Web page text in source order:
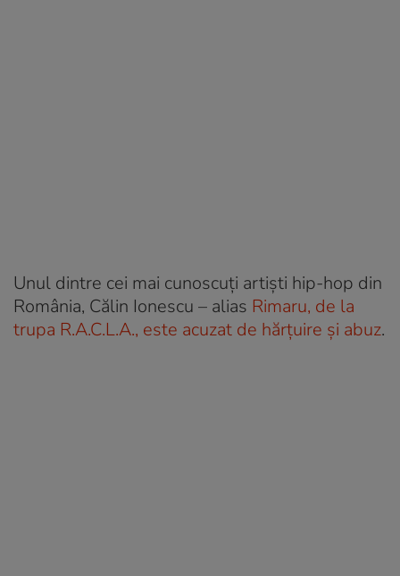
Unul dintre cei mai cunoscuți artiști hip-hop din
România, Călin Ionescu – alias Rimaru, de la
trupa R.A.C.L.A., este acuzat de hărțuire și abuz.